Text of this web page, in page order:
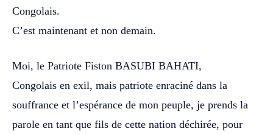
Congolais.
C’est maintenant et non demain.
Moi, le Patriote Fiston BASUBI BAHATI,
Congolais en exil, mais patriote enraciné dans la
souffrance et l’espérance de mon peuple, je prends la
parole en tant que fils de cette nation déchirée, pour